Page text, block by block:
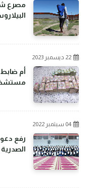
مصرع
22 ديسمبر 2023
أم
04 سبتمبر 2022
رفع
الصدرية